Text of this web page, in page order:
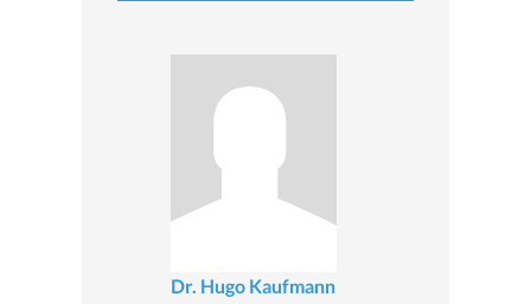
Dr. Hugo Kaufmann